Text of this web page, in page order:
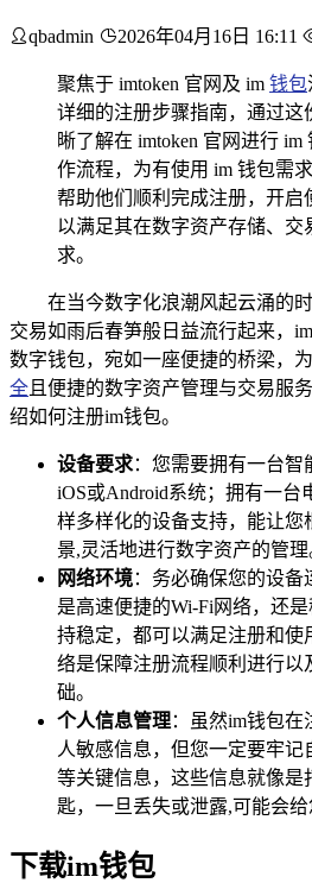
qbadmin 2026年04月16日 16:11
聚焦于 imtoken 官网及 im 钱包
详细的注册步骤指南，通过这
晰了解在 imtoken 官网进行
作流程，为有使用 im 钱包需
帮助他们顺利完成注册，开启
以满足其在数字资产存储、交
求。
在当今数字化浪潮风起云涌的
交易如雨后春笋般日益流行起来，
数字钱包，宛如一座便捷的桥梁，
全 且便捷的数字资产管理与交易服
绍如何注册im钱包。
设备要求：您需要拥有一台
iOS或Android系统；拥有一台
样多样化的设备支持，能让您
景,灵活地进行数字资产的管理
网络环境：务必确保您的设
是高速便捷的Wi-Fi网络，还
持稳定，都可以满足注册和使
络是保障注册流程顺利进行以
础。
个人信息管理：虽然im钱包
人敏感信息，但您一定要牢记
等关键信息，这些信息就像是
匙，一旦丢失或泄露,可能会给
下载im钱包